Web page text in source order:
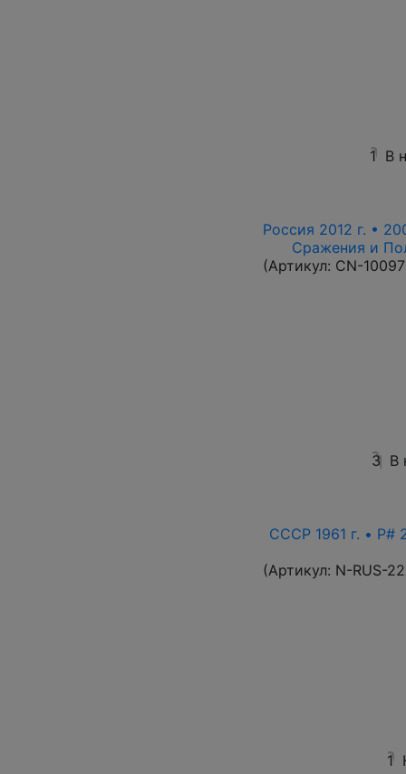
1 В
Россия 2012 г. •
Сражения и
(Артикул: CN-10097
3 В
СССР 1961 г. • P#
(Артикул: N-RUS-
1